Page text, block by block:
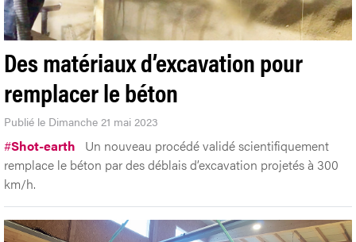
Des matériaux d’excavation pour
remplacer le béton
Publié le Dimanche 21 mai 2023
#Shot-earth
Un nouveau procédé validé scientifiquement
remplace le béton par des déblais d’excavation projetés à 300
km/h.